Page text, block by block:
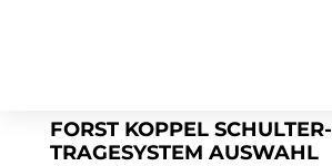
FORST KOPPEL SCHULTER-
TRAGESYSTEM AUSWAHL